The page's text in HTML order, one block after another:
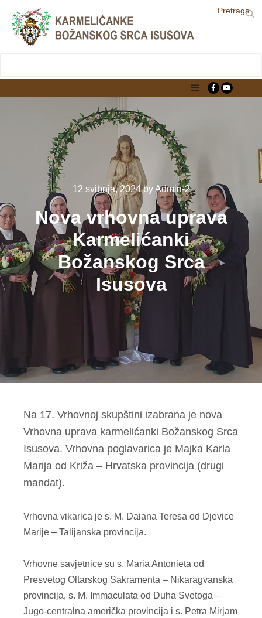
Pretraga
12 svibnja, 2024byAdmin-2
Nova vrhovna uprava
Karmelićanki
Božanskog Srca
Isusova
Na 17. Vrhovnoj skupštini izabrana je nova
Vrhovna uprava karmelićanki Božanskog Srca
Isusova. Vrhovna poglavarica je Majka Karla
Marija od Križa – Hrvatska provincija (drugi
mandat).
Vrhovna vikarica je s. M. Daiana Teresa od Djevice
Marije – Talijanska provincija.
Vrhovne savjetnice su s. Maria Antonieta od
Presvetog Oltarskog Sakramenta – Nikaragvanska
provincija, s. M. Immaculata od Duha Svetoga –
Jugo-centralna američka provincija i s. Petra Mirjam